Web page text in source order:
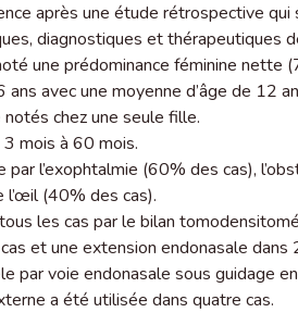
après une étude rétrospective qui
diagnostiques et thérapeutiques
une prédominance féminine nette
avec une moyenne d’âge de 12
chez une seule fille.
mois à 60 mois.
l’exophtalmie (60% des cas),
l’œil (40% des cas).
les cas par le bilan
et une extension endonasale dans
par voie endonasale sous guidage
a été utilisée dans quatre cas.